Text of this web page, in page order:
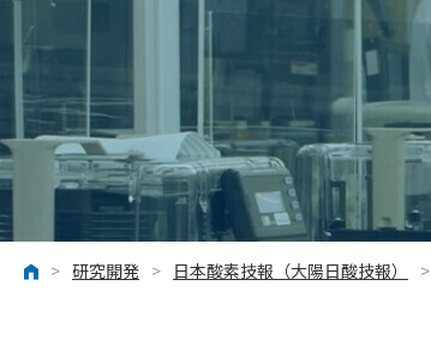
ホーム
> 研究開発 > 日本酸素技報（大陽日酸技報） >